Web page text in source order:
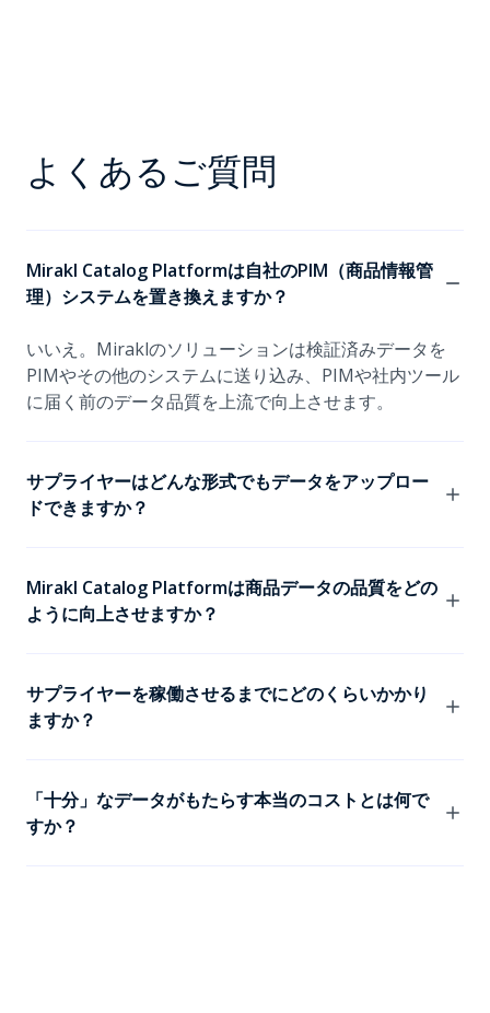
よくあるご質問
Mirakl Catalog Platformは自社のPIM（商品情報管
理）システムを置き換えますか？
いいえ。Miraklのソリューションは検証済みデータを
PIMやその他のシステムに送り込み、PIMや社内ツール
に届く前のデータ品質を上流で向上させます。
サプライヤーはどんな形式でもデータをアップロー
ドできますか？
または手動入力など、自社の能力に合った方法でアップ
ロードできます。
Mirakl Catalog Platformは商品データの品質をどの
ように向上させますか？
ッチメントにより、完全で正確、市場に対応した商品情
報を確保します。
サプライヤーを稼働させるまでにどのくらいかかり
ますか？
ワークフローと統合は、お客様固有の要件とデータ基準
に合わせて設定されます。
「十分」なデータがもたらす本当のコストとは何で
すか？